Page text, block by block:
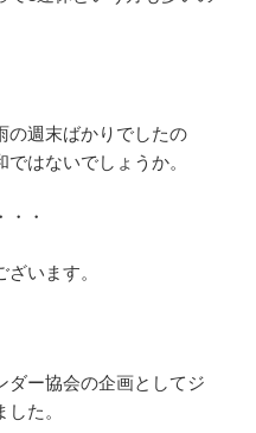
の週末ばかりでしたの
はないでしょうか。
・
います。
ダー協会の企画としてジ
た。